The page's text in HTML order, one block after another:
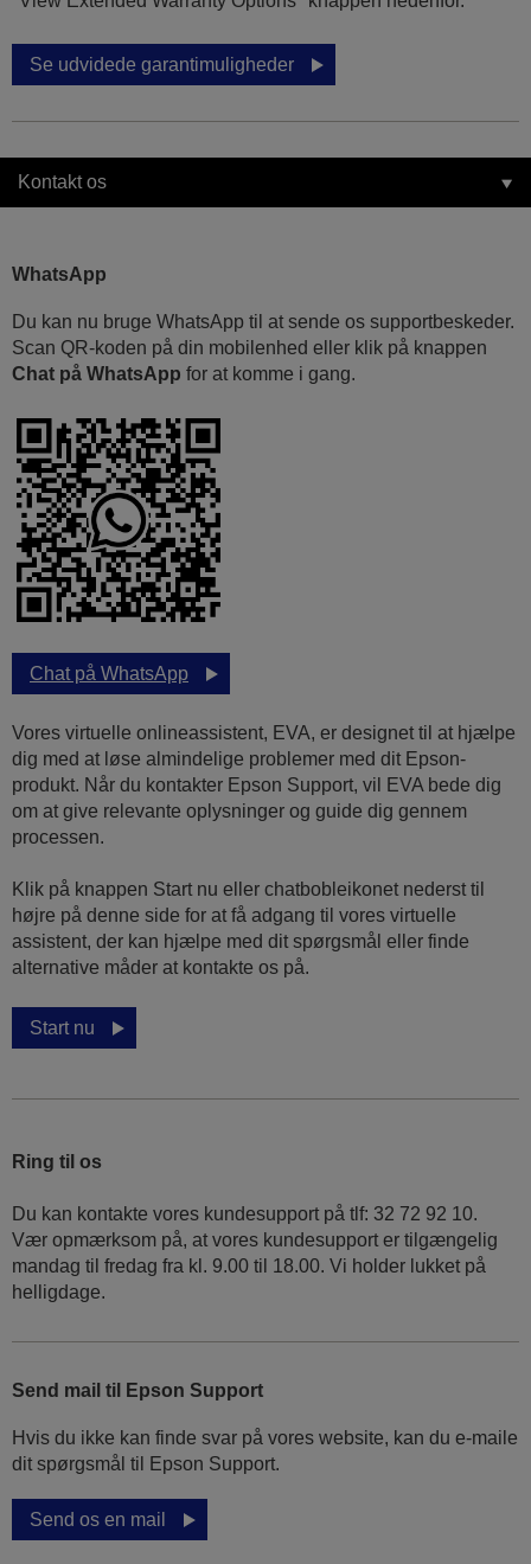
Se udvidede garantimuligheder
Kontakt os
WhatsApp
Du kan nu bruge WhatsApp til at sende os supportbeskeder.
Scan QR-koden på din mobilenhed eller klik på knappen
Chat på WhatsApp for at komme i gang.
Chat på WhatsApp
Vores virtuelle onlineassistent, EVA, er designet til at hjælpe
dig med at løse almindelige problemer med dit Epson-
produkt. Når du kontakter Epson Support, vil EVA bede dig
om at give relevante oplysninger og guide dig gennem
processen.
Klik på knappen Start nu eller chatbobleikonet nederst til
højre på denne side for at få adgang til vores virtuelle
assistent, der kan hjælpe med dit spørgsmål eller finde
alternative måder at kontakte os på.
Start nu
Ring til os
Du kan kontakte vores kundesupport på tlf: 32 72 92 10.
Vær opmærksom på, at vores kundesupport er tilgængelig
mandag til fredag ​​fra kl. 9.00 til 18.00. Vi holder lukket på
helligdage.
Send mail til Epson Support
Hvis du ikke kan finde svar på vores website, kan du e-maile
dit spørgsmål til Epson Support.
Send os en mail